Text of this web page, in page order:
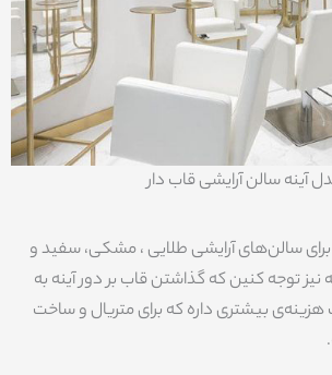
آینه سالن آرایشی قاب دار
سالن‌های آرایشی طلایی ، مشکی، سفید و
توجه کنین که گذاشتن قاب بر دور آینه به
بیشتری داره که برای متریال و ساخت